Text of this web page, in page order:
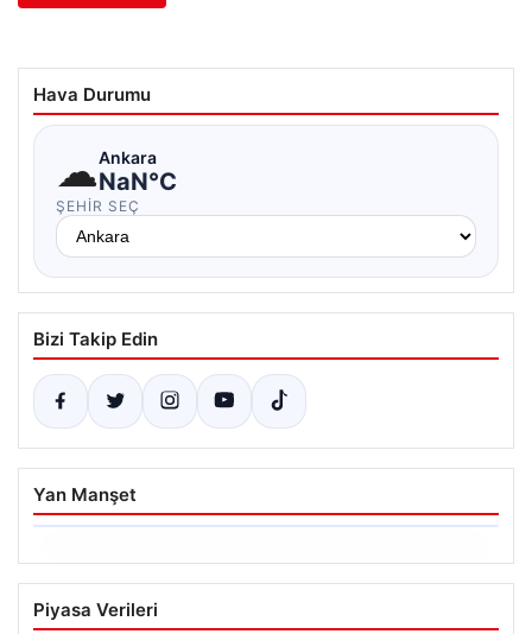
Hava Durumu
☁Ankara
NaN°C
ŞEHIR SEÇ
Bizi Takip Edin
Yan Manşet
06.08.2026
Ertuğrul Özkök’ün Hakaret İddialarına
İfade Verme Süreci
Piyasa Verileri